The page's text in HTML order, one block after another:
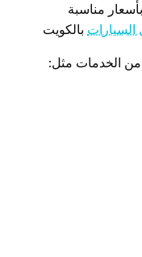
مناسبة
السيارات بالكويت
الخدمات مثل: